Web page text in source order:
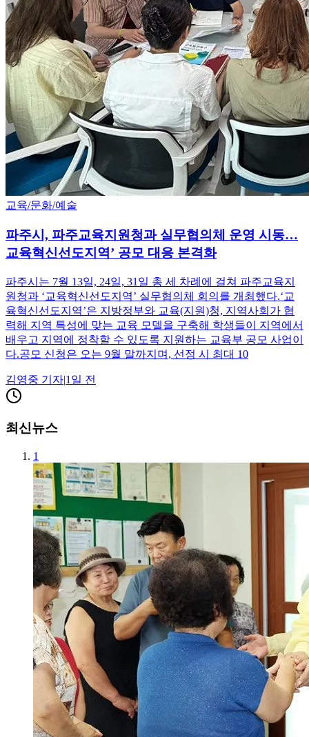
교육/문화/예술
파주시, 파주교육지원청과 실무협의체 운영 시동…
교육혁신선도지역’ 공모 대응 본격화
파주시는 7월 13일, 24일, 31일 총 세 차례에 걸쳐 파주교육지
원청과 ‘교육혁신선도지역’ 실무협의체 회의를 개최했다.‘교
육혁신선도지역’은 지방정부와 교육(지원)청, 지역사회가 협
력해 지역 특성에 맞는 교육 모델을 구축해 학생들이 지역에서
배우고 지역에 정착할 수 있도록 지원하는 교육부 공모 사업이
다.공모 신청은 오는 9월 말까지며, 선정 시 최대 10
김영중 기자|1일 전
최신뉴스
1